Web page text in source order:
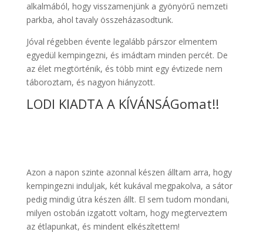
alkalmából, hogy visszamenjünk a gyönyörű nemzeti
parkba, ahol tavaly összeházasodtunk.
Jóval régebben évente legalább párszor elmentem
egyedül kempingezni, és imádtam minden percét. De
az élet megtörténik, és több mint egy évtizede nem
táboroztam, és nagyon hiányzott.
LODI KIADTA A KÍVÁNSÁGomat!!
Azon a napon szinte azonnal készen álltam arra, hogy
kempingezni induljak, két kukával megpakolva, a sátor
pedig mindig útra készen állt. El sem tudom mondani,
milyen ostobán izgatott voltam, hogy megterveztem
az étlapunkat, és mindent elkészítettem!